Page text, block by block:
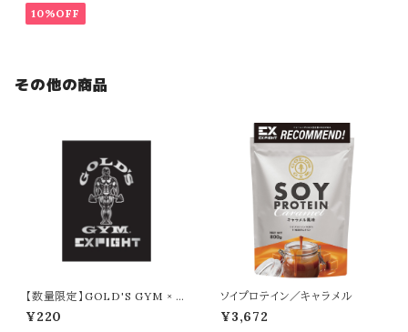
10%OFF
その他の商品
【数量限定】GOLD'S GYM × E
XFIGHT ステッカー（SILVER ×
BLACK）
¥220
ソイプロテイン／キャラメル
¥3,672